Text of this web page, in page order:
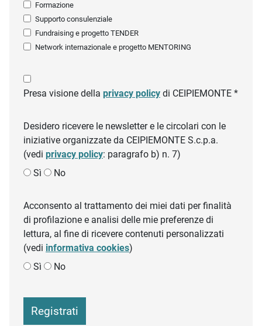
Formazione
Supporto consulenziale
Fundraising e progetto TENDER
Network internazionale e progetto MENTORING
Presa visione della privacy policy di CEIPIEMONTE *
Desidero ricevere le newsletter e le circolari con le
iniziative organizzate da CEIPIEMONTE S.c.p.a.
(vedi privacy policy: paragrafo b) n. 7)
Sì
No
Acconsento al trattamento dei miei dati per finalità
di profilazione e analisi delle mie preferenze di
lettura, al fine di ricevere contenuti personalizzati
(vedi informativa cookies)
Sì
No
Registrati